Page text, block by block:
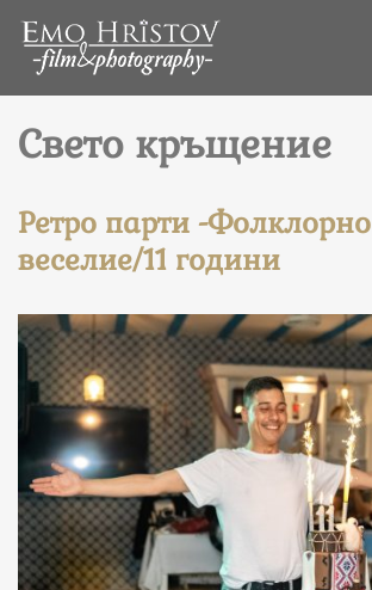
Свето кръщение
Ретро парти -Фолклорно
веселие/11 години